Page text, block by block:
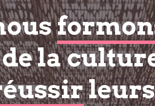
la
leurs